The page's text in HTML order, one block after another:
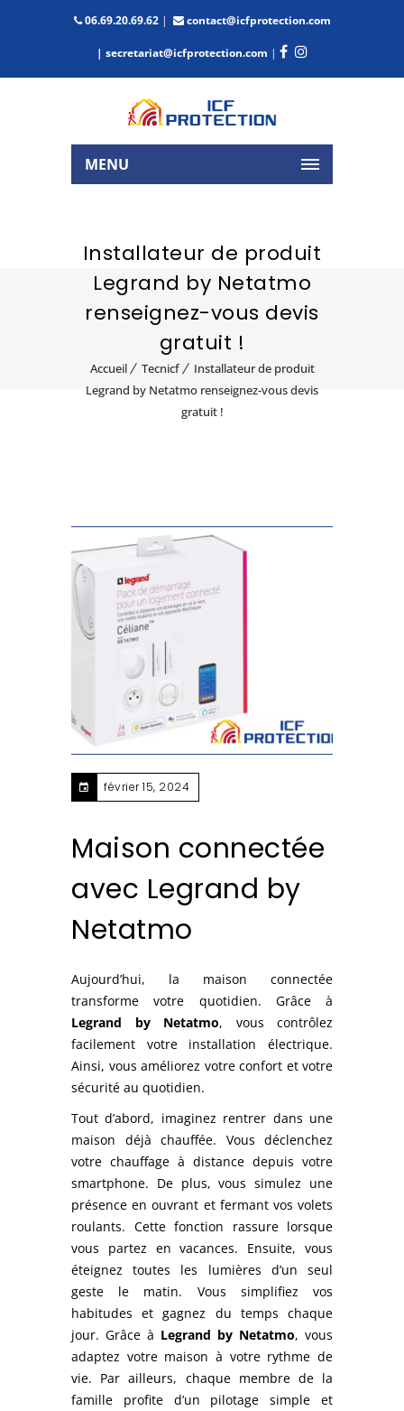
06.69.20.69.62| contact@icfprotection.com
| secretariat@icfprotection.com |
MENU
Installateur de produit
Legrand by Netatmo
renseignez-vous devis
gratuit !
Accueil Tecnicf
Installateur de produit
Legrand by Netatmo renseignez-vous devis
gratuit !
février 15, 2024
Maison connectée
avec Legrand by
Netatmo
Aujourd’hui, la maison connectée
transforme votre quotidien. Grâce à
Legrand by Netatmo, vous contrôlez
facilement votre installation électrique.
Ainsi, vous améliorez votre confort et votre
sécurité au quotidien.
Tout d’abord, imaginez rentrer dans une
maison déjà chauffée. Vous déclenchez
votre chauffage à distance depuis votre
smartphone. De plus, vous simulez une
présence en ouvrant et fermant vos volets
roulants. Cette fonction rassure lorsque
vous partez en vacances. Ensuite, vous
éteignez toutes les lumières d’un seul
geste le matin. Vous simplifiez vos
habitudes et gagnez du temps chaque
jour. Grâce à Legrand by Netatmo, vous
adaptez votre maison à votre rythme de
vie. Par ailleurs, chaque membre de la
famille profite d’un pilotage simple et